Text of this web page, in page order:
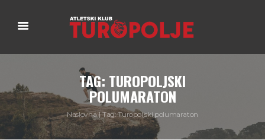
TAG: TUROPOLJSKI
POLUMARATON
Naslovna Tag: Turopoljski polumaraton